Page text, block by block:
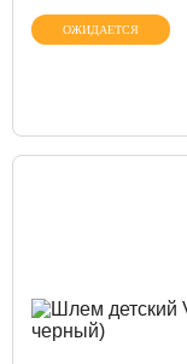
ОЖИДАЕТСЯ